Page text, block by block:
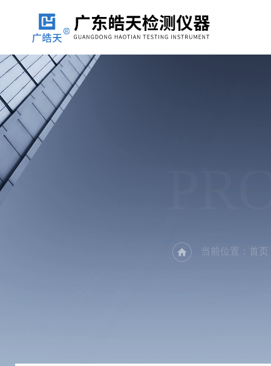
当前位置： 首页